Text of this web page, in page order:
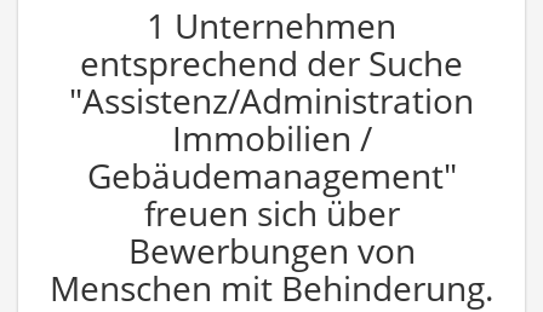
1 Unternehmen
entsprechend der Suche
"Assistenz/Administration
Immobilien /
Gebäudemanagement"
freuen sich über
Bewerbungen von
Menschen mit Behinderung.